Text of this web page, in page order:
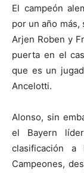
El campeón
por un año
Arjen Roben y
puerta en el
que es un
Ancelotti.
Alonso, sin
el Bayern
clasificación
Campeones,